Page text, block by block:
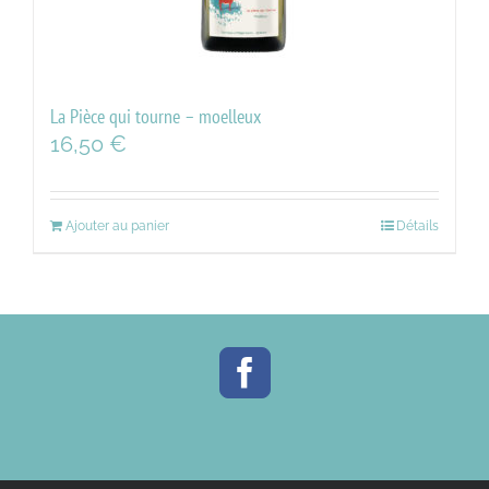
La Pièce qui tourne – moelleux
16,50 €
Ajouter au panier Détails